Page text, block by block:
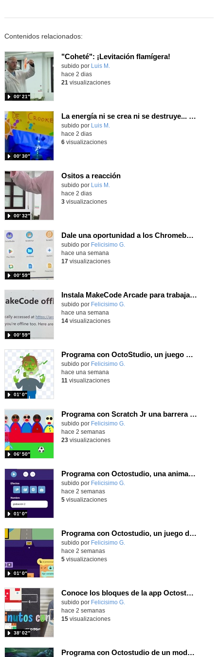
Contenidos relacionados:
"Coheté": ¡Levitación flamígera!
Contenido educativo.
subido por Luis M.
00′ 21″
hace 2 dias
21 visualizaciones
La energía ni se crea ni se destruye... ¡se experimenta! El Tierno en la Feria Madrid es Ciencia 2026
Contenido educativo.
subido por Luis M.
00′ 30″
hace 2 dias
6visualizaciones
Ositos a reacción
Contenido educativo.
subido por Luis M.
00′ 32″
hace 2 dias
3visualizaciones
Dale una oportunidad a los Chromebooks y utiliza un proyector para realizar talleres si no tienes pantallas táctiles
Contenido educativo.
subido por Felicisimo G.
00′ 59″
hace una semana
17visualizaciones
Instala MakeCode Arcade para trabajar offline en tu tablet, ordenador, Chromebook
Contenido educativo.
subido por Felicisimo G.
00′ 59″
hace una semana
14visualizaciones
Programa con OctoStudio, un juego homenajeando al House of the dead con Zombies
Contenido educativo.
subido por Felicisimo G.
01′ 0″
hace una semana
11 visualizaciones
Programa con Scratch Jr una barrera que se desplaza para dar sensación de movimiento
Contenido educativo.
subido por Felicisimo G.
06′ 50″
hace 2 semanas
23visualizaciones
Programa con Octostudio, una animación utilizando la cámara para una foto y audio y texto para comunicar.
Contenido educativo.
subido por Felicisimo G.
01′ 0″
hace 2 semanas
5visualizaciones
Programa con Octostudio, un juego de Educación Víal cruzando un paso de cebra.
Contenido educativo.
subido por Felicisimo G.
01′ 0″
hace 2 semanas
5visualizaciones
Conoce los bloques de la app Octostudio, gratuito, offline y para tu tablet y móvil - Contenido educativo
Contenido educativo.
subido por Felicisimo G.
38′ 02″
hace 2 semanas
15visualizaciones
Programa con Octostudio de un modo sencillo, offline y gratuito